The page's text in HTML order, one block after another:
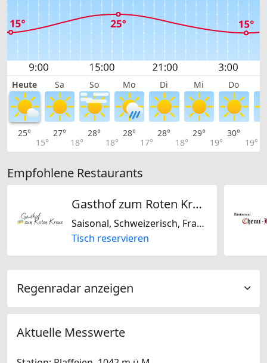
Heute Sa So Mo Di Mi Do
25°
15°
27°
18°
28°
18°
28°
17°
28°
18°
29°
19°
30°
19°
Empfohlene Restaurants
Gasthof zum Roten Kreuz
Saisonal, Schweizerisch, Französisch, Regional
Tisch reservieren
Regenradar anzeigen
Aktuelle Messwerte